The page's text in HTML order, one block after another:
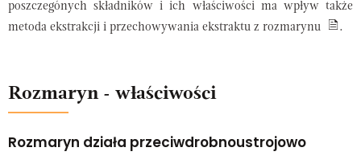
poszczegónych składników i ich właściwości ma wpływ także
metoda ekstrakcji i przechowywania ekstraktu z rozmarynu
.
Rozmaryn - właściwości
Rozmaryn działa przeciwdrobnoustrojowo